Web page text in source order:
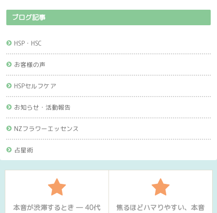
ブログ記事
HSP・HSC
お客様の声
HSPセルフケア
お知らせ・活動報告
NZフラワーエッセンス
占星術
本音が渋滞するとき ― 40代
焦るほどハマりやすい、本音